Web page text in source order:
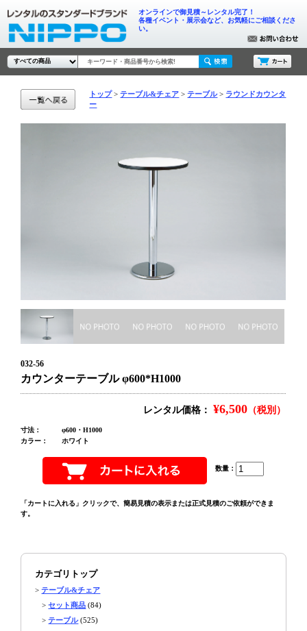
オンラインで御見積～レンタル完了！
各種イベント・展示会など、お気軽にご相談くださ
い。
トップ テーブル&チェア テーブル
ラウンドカウンタ
ー
032-56
カウンターテーブル φ600*H1000
レンタル価格： ¥6,500 （税別）
寸法：
φ600・H1000
カラー：
ホワイト
数量：
「カートに入れる」クリックで、簡易見積の表示または正式見積のご依頼ができま
す。
カテゴリトップ
>テーブル&チェア
>セット商品 (84)
>テーブル(525)